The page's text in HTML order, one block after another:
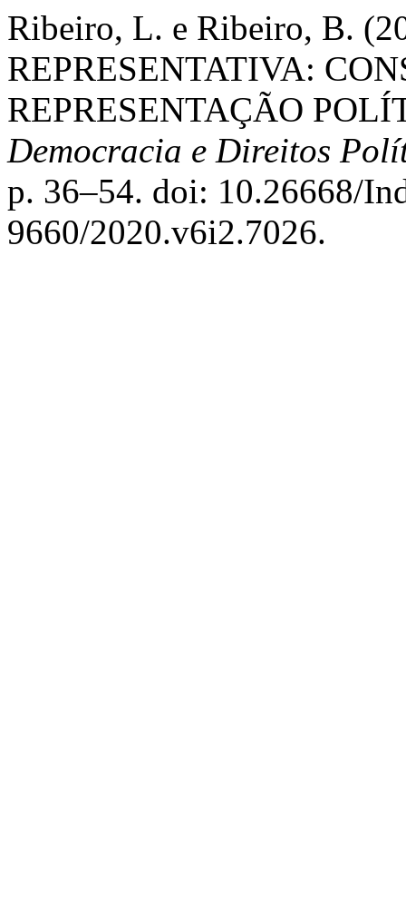
Ribeiro, L. e Ribeiro, B.
REPRESENTATIVA:
REPRESENTAÇÃO
Democracia e Direitos
p. 36–54. doi: 10.26668/
9660/2020.v6i2.7026.